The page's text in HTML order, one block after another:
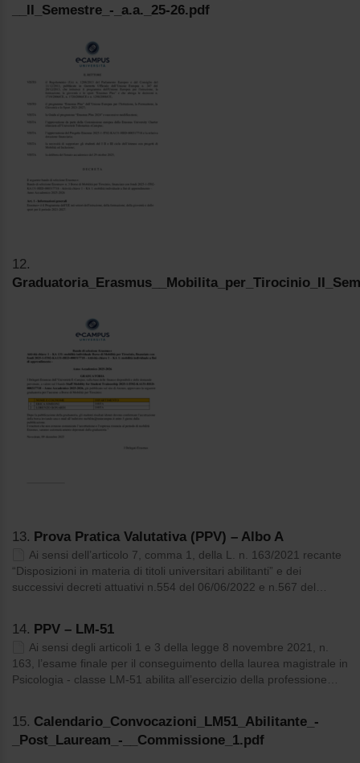
__II_Semestre_-_a.a._25-26.pdf
12.
13. Prova Pratica Valutativa (PPV) – Albo A
Ai sensi dell’articolo 7, comma 1, della L. n. 163/2021 recante
“Disposizioni in materia di titoli universitari abilitanti” e dei
successivi decreti attuativi n.554 del 06/06/2022 e n.567 del…
14. PPV – LM-51
Ai sensi degli articoli 1 e 3 della legge 8 novembre 2021, n.
163, l’esame finale per il conseguimento della laurea magistrale in
Psicologia - classe LM-51 abilita all’esercizio della professione…
15. Calendario_Convocazioni_LM51_Abilitante_-
_Post_Lauream_-__Commissione_1.pdf